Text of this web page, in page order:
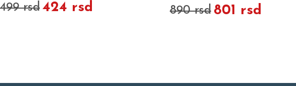
499 rsd 424 rsd 890 rsd 801 rsd